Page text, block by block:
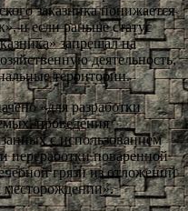
заказника понижается
и если раньше статус
запрещал на
деятельность,
территории.
«для разработки
проведения
с использованием
переработки поваренной
грязи из отложений
месторождении».